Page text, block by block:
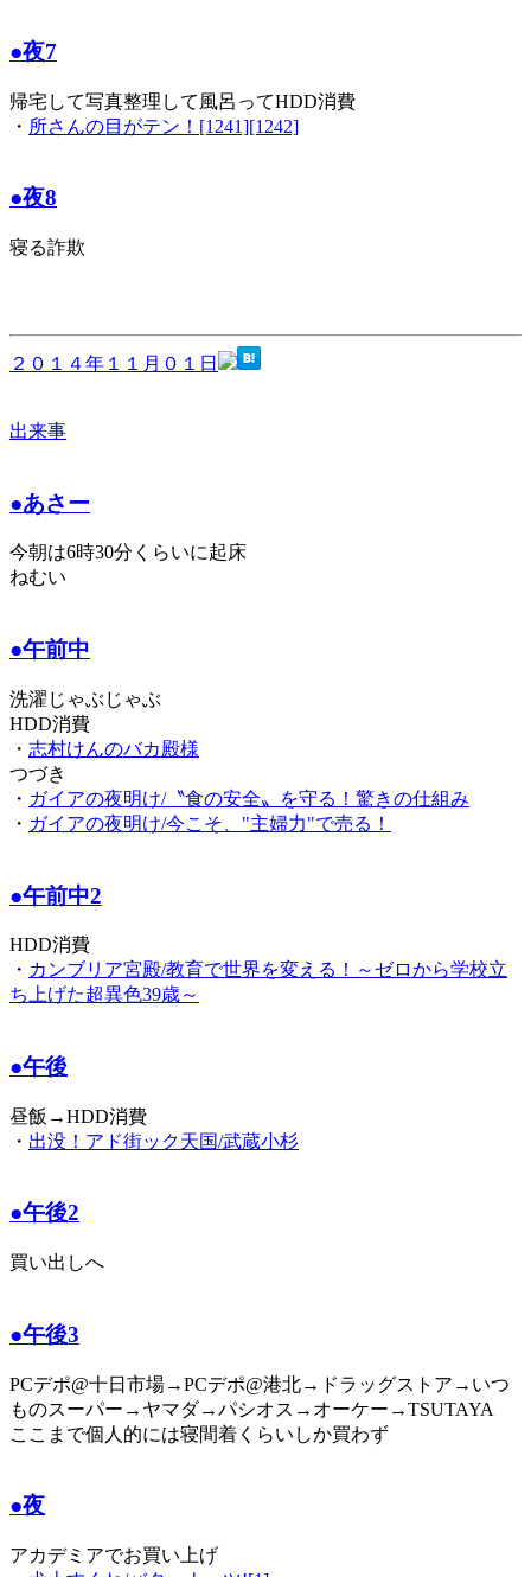
●夜7
帰宅して写真整理して風呂ってHDD消費
・ 所さんの目がテン！[1241][1242]
●夜8
寝る詐欺
２０１４年１１月０１日
出来事
●あさー
今朝は6時30分くらいに起床
ねむい
●午前中
洗濯じゃぶじゃぶ
HDD消費
・ 志村けんのバカ殿様
つづき
・ ガイアの夜明け/〝食の安全〟を守る！驚きの仕組み
・ ガイアの夜明け/今こそ、"主婦力"で売る！
●午前中2
HDD消費
・ カンブリア宮殿/教育で世界を変える！～ゼロから学校立
ち上げた超異色39歳～
●午後
昼飯→HDD消費
・ 出没！アド街ック天国/武蔵小杉
●午後2
買い出しへ
●午後3
PCデポ@十日市場→PCデポ@港北→ドラッグストア→いつ
ものスーパー→ヤマダ→パシオス→オーケー→TSUTAYA
ここまで個人的には寝間着くらいしか買わず
●夜
アカデミアでお買い上げ